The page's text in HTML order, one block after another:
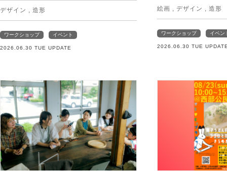
デザイン , 造形
ワークショップ イベント
2026.06.30 TUE UPDATE
絵画 , デザイン , 造形
ワークショップ イベン
2026.06.30 TUE